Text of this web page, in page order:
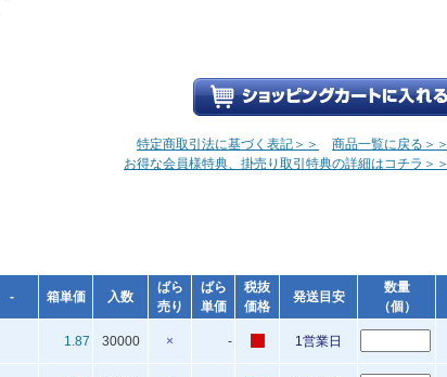
特定商取引法に基づく表記＞＞
商品一覧に戻る＞＞
お得な会員様特典、掛売り取引特典の詳細はコチラ＞＞
- 箱単価 入数
ばら
売り
ばら
単価
税抜
価格
発送目安
数量
（個）
1.87 30000 × - 1営業日